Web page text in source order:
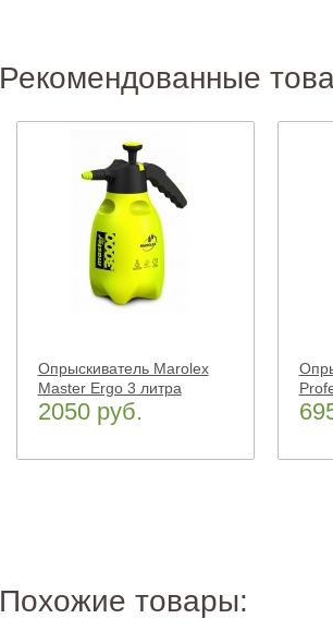
Рекомендованные
Опрыскиватель Marolex
Master Ergo 3 литра
2050 руб.
Похожие товары: